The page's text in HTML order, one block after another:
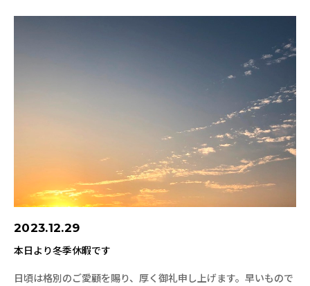
2023.12.29
本日より冬季休暇です
日頃は格別のご愛顧を賜り、厚く御礼申し上げます。早いもので